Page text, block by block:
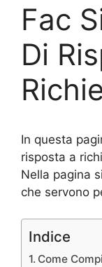
Fac
Di
In questa
risposta a
Nella pagina
che servono
Indice
Come